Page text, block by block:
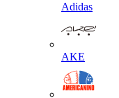
Adidas
AKE